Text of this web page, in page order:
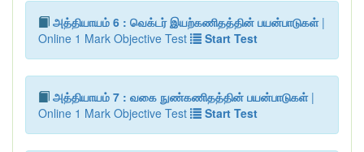
அத்தியாயம் 6 : வெக்டர் இயற்கணிதத்தின் பயன்பாடுகள்|
Online 1 Mark Objective Test
Start Test
அத்தியாயம் 7 : வகை நுண்கணிதத்தின் பயன்பாடுகள்|
Online 1 Mark Objective Test
Start Test